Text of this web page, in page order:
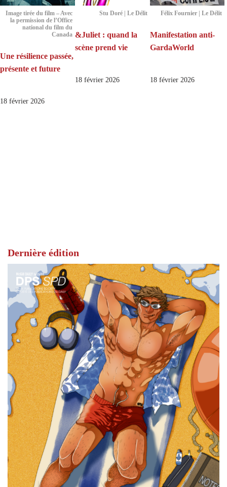
Image tirée du film – Avec
la permission de l’Office
national du film du
Canada
Une résilience passée,
présente et future
18 février 2026
Stu Doré | Le Délit
&Juliet : quand la
scène prend vie
18 février 2026
Félix Fournier | Le Délit
Manifestation anti-
GardaWorld
18 février 2026
Dernière édition